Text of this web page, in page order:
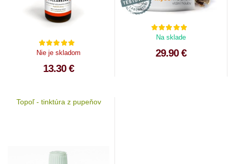
Nie je skladom
13.30 €
Na sklade
29.90 €
Topoľ - tinktúra z pupeňov